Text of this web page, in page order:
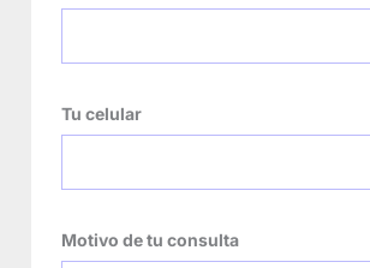
Tu celular
Motivo de tu consulta